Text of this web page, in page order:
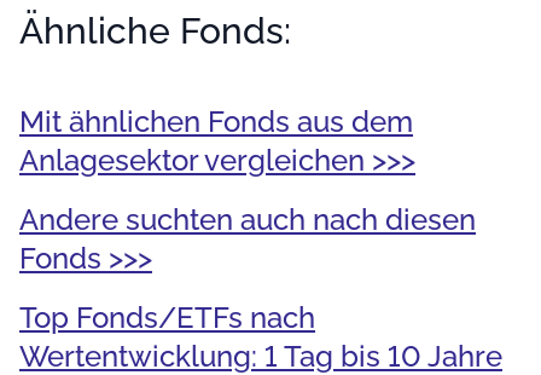
Ähnliche Fonds:
Mit ähnlichen Fonds aus dem
Anlagesektor vergleichen >>>
Andere suchten auch nach diesen
Fonds >>>
Top Fonds/ETFs nach
Wertentwicklung: 1 Tag bis 10 Jahre